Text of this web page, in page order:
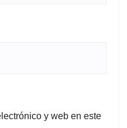
y web en este